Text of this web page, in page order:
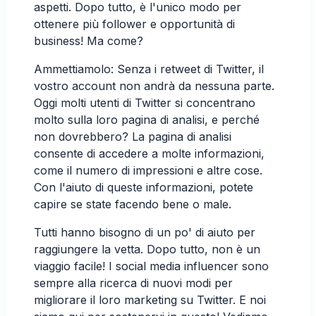
aspetti. Dopo tutto, è l'unico modo per
ottenere più follower e opportunità di
business! Ma come?
Ammettiamolo: Senza i retweet di Twitter, il
vostro account non andrà da nessuna parte.
Oggi molti utenti di Twitter si concentrano
molto sulla loro pagina di analisi, e perché
non dovrebbero? La pagina di analisi
consente di accedere a molte informazioni,
come il numero di impressioni e altre cose.
Con l'aiuto di queste informazioni, potete
capire se state facendo bene o male.
Tutti hanno bisogno di un po' di aiuto per
raggiungere la vetta. Dopo tutto, non è un
viaggio facile! I social media influencer sono
sempre alla ricerca di nuovi modi per
migliorare il loro marketing su Twitter. E noi